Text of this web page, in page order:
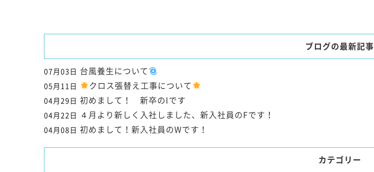
ブログの最新記事
07月03日 台風養生について
05月11日 クロス張替え工事について
04月29日 初めまして！ 新卒のIです
04月22日 ４月より新しく入社しました、新入社員のFです！
04月08日 初めまして！新入社員のWです！
カテゴリー